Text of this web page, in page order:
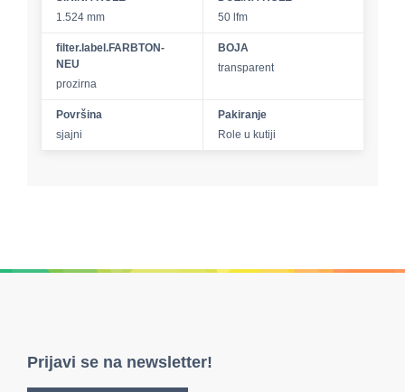
1.524 mm
50 lfm
filter.label.FARBTON-
NEU
prozirna
BOJA
transparent
Površina
sjajni
Pakiranje
Role u kutiji
Prijavi se na newsletter!